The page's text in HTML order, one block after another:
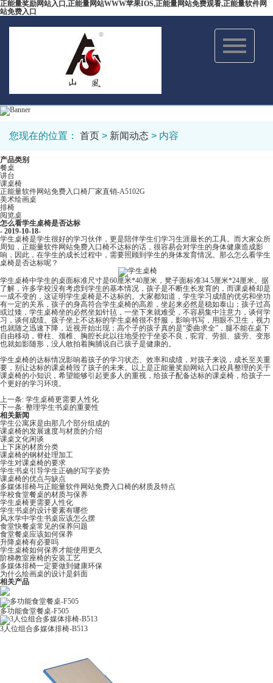
正能量奖励网站入口,正能量网站WWW苹果IOS,正能量网站免费观看,正能量软件网
站免费入口
Toggle
navigation
您现在的位置： 首页 > 新闻动态 > 内容
产品类别
餐桌
讲台
课桌椅
正能量软件网站免费入口椅厂家直销-A5102G
美术绘画桌
排椅
阅览桌
怎么看学生桌椅是否达标
- 2019-10-18-
学生桌椅是学生很好的学习伙伴，更是陪伴学生们学习生涯最长的工具。而大家众所
周知，正能量软件网站免费入口椅不达标的话，很容易会对学生的身体健康造成影
响，因此，在学生的成长过程中，需要照顾到学生的身体发育情况。那么怎么看学生
桌椅是否达标呢？
学生桌椅中学生的桌面标准尺寸是60厘米*40厘米，凳子面标准34.5厘米*24厘米。据
了解，许多学校没有考虑到学生的基本情况，孩子是不断生长发育的，而课桌椅却是
一成不变的，这证明学生桌椅是不达标的。大家都知道，学生学习成绩的优劣和坐功
有一定的关系，孩子的身高符合学生桌椅的高差，坐起来必然是稳如泰山；孩子过高
或过矮，学生桌椅坐的必然坐如针毡，一坐下来就难受，不容易集中注意力，谈何学
习，谈何成绩。孩子坐上不达标的学生桌椅很不舒服，影响书写，用眼不卫生，视力
也就随之迅速下降，近视开始出现；高个子的孩子真的是“委曲求全”，腿不能在桌下
自由移动，脊柱、颈椎、胸腔长此以往地受控于坐姿不良，驼背、劳损、疲劳、变形
也就如影随形，没人敢拍着胸脯说自己孩子是健康的。
学生桌椅的达标情况影响着孩子的学习状态、效率和成绩，对孩子来说，成长至关重
要，别让达标的课桌椅毁了孩子的未来。以上是正能量奖励网站入口校具整理的关于
课桌椅的小知识，希望能够引起更多人的重视，给孩子配备达标的课桌椅，给孩子一
个更好的学习环境。
上一条: 学生桌椅更需要人性化
下一条: 整理学生书桌的重要性
相关新闻
学生公寓床是由那几个部分组成的
课桌椅的发展速度与材质的介绍
课桌文化闲谈
上下床的材质分类
课桌椅的钢材处理加工
学生对课桌椅的要求
学生书桌引导学生正确的写字姿势
课桌椅的优点与缺点
多媒体排椅与正能量软件网站免费入口椅的材质及特点
学校食堂餐桌的材质与保养
学生桌椅更需要人性化
学生书桌的设计要素有哪些
风水学中学生书桌应该怎么摆
食堂快餐桌常见的保养问题
食堂餐桌应该如何保养
升降桌椅有必要吗
学生桌椅如何保养才能使用更久
阶梯教室座椅的安装工艺
多媒体排椅一定要做到健康环保
为什么绘画桌的设计是斜面
相关产品
多功能食堂餐桌-F505
3人位组合多媒体排椅-B513